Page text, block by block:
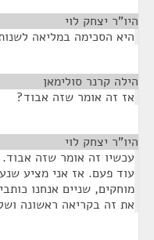
היו"ר יצחק לוי
היא הסכימה במליאה
הילה קרנר סולימאן
אז זה אומר שזה אבוד?
היו"ר יצחק לוי
עכשיו זה אומר שזה
עוד פעם. אז אני מציע
מוחקים, שניים אנחנו
את זה בקריאה ראשונה